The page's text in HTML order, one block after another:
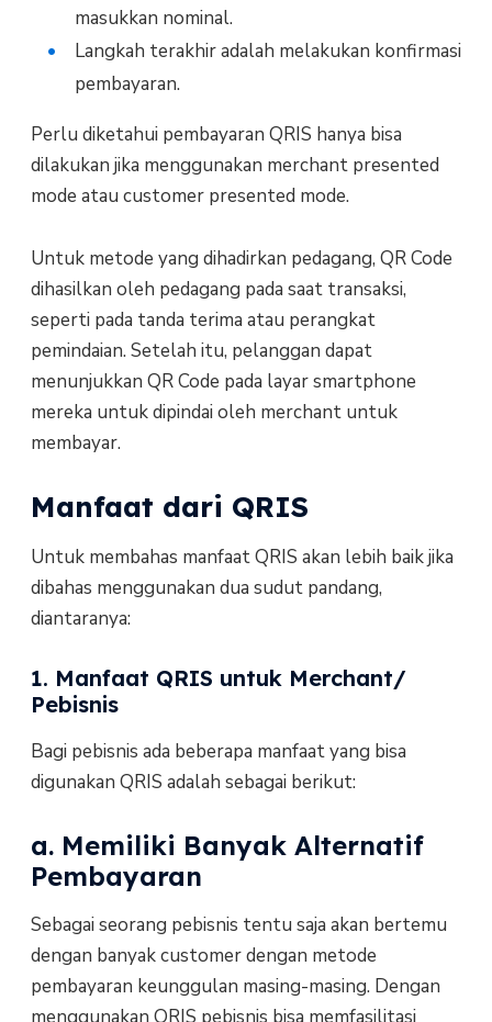
masukkan nominal.
Langkah terakhir adalah melakukan konfirmasi
pembayaran.
Perlu diketahui pembayaran QRIS hanya bisa
dilakukan jika menggunakan merchant presented
mode atau customer presented mode.
Untuk metode yang dihadirkan pedagang, QR Code
dihasilkan oleh pedagang pada saat transaksi,
seperti pada tanda terima atau perangkat
pemindaian. Setelah itu, pelanggan dapat
menunjukkan QR Code pada layar smartphone
mereka untuk dipindai oleh merchant untuk
membayar.
Manfaat dari QRIS
Untuk membahas manfaat QRIS akan lebih baik jika
dibahas menggunakan dua sudut pandang,
diantaranya:
1. Manfaat QRIS untuk Merchant/
Pebisnis
Bagi pebisnis ada beberapa manfaat yang bisa
digunakan QRIS adalah sebagai berikut:
a. Memiliki Banyak Alternatif
Pembayaran
Sebagai seorang pebisnis tentu saja akan bertemu
dengan banyak customer dengan metode
pembayaran keunggulan masing-masing. Dengan
menggunakan QRIS pebisnis bisa memfasilitasi